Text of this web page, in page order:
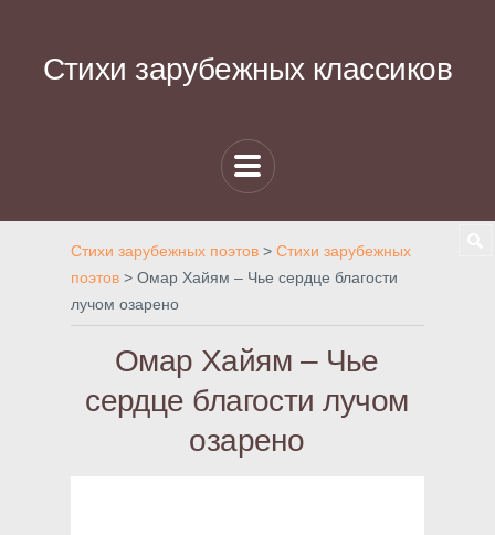
Стихи зарубежных классиков
Стихи зарубежных поэтов > Стихи зарубежных
поэтов > Омар Хайям – Чье сердце благости
лучом озарено
Омар Хайям – Чье
сердце благости лучом
озарено